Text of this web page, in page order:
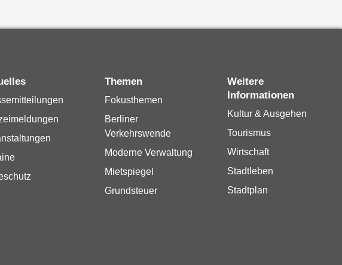
Themen
Fokusthemen
Berliner
Verkehrswende
Moderne Verwaltung
Mietspiegel
Grundsteuer
Weitere
Informationen
Kultur & Ausgehen
Tourismus
Wirtschaft
Stadtleben
Stadtplan